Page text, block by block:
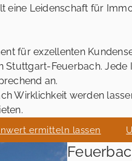
eine Leidenschaft für
für exzellenten
Feuerbach.
an.
Wirklichkeit werden
ermitteln lassen